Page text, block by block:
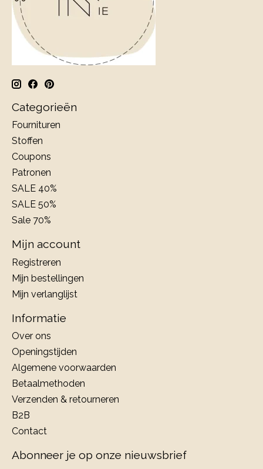
Categorieën
Fournituren
Stoffen
Coupons
Patronen
SALE 40%
SALE 50%
Sale 70%
Mijn account
Registreren
Mijn bestellingen
Mijn verlanglijst
Informatie
Over ons
Openingstijden
Algemene voorwaarden
Betaalmethoden
Verzenden & retourneren
B2B
Contact
Abonneer je op onze nieuwsbrief